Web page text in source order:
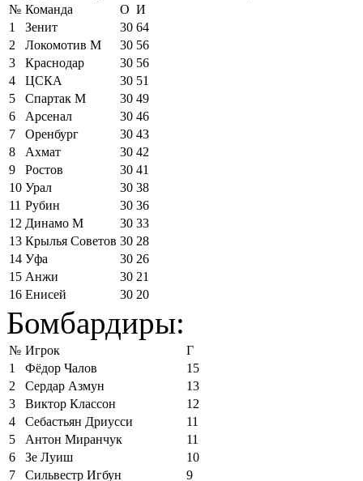
№ Команда О И
1
Зенит 30 64
2
Локомотив М 30 56
3
Краснодар 30 56
4
ЦСКА 30 51
5
Спартак М 30 49
6
Арсенал 30 46
7
Оренбург 30 43
8
Ахмат 30 42
9
Ростов 30 41
10 Урал 30 38
11 Рубин 30 36
12 Динамо М 30 33
13 Крылья Советов 30 28
14 Уфа 30 26
15 Анжи 30 21
16 Енисей 30 20
Бомбардиры:
№ Игрок
Г
1
Фёдор Чалов
15
2
Сердар Азмун
13
3
Виктор Классон
12
4
Себастьян Дриусси
11
5
Антон Миранчук
11
6
Зе Луиш
10
7
Сильвестр Игбун
9